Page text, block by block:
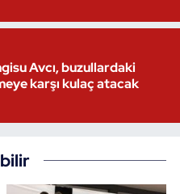
Avcı, buzullardaki
karşı kulaç atacak